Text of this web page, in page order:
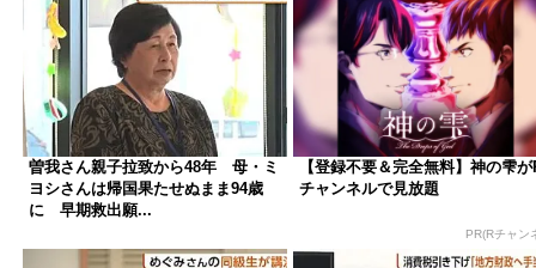
曽我さん親子拉致から48年 母・ミ
ヨシさんは帰国果たせぬまま94歳
に 早期救出願...
【登録不要＆完全無料】神の雫が
チャンネルで見放題
PR(Rチャン